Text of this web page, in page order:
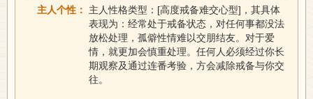
主人个性：
主人性格类型：[高度戒备难交心型]，其具体
表现为：经常处于戒备状态，对任何事都没法
放松处理，孤僻性情难以交朋结友。对于爱
情，就更加会慎重处理。任何人必须经过你长
期观察及通过连番考验，方会减除戒备与你交
往。